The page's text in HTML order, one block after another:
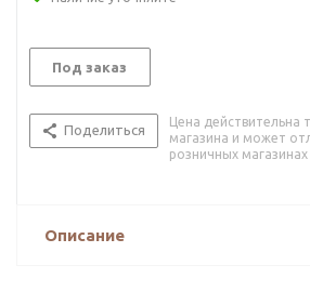
Под заказ
Поделиться
Цена действительна
магазина и может
розничных магазинах
Описание